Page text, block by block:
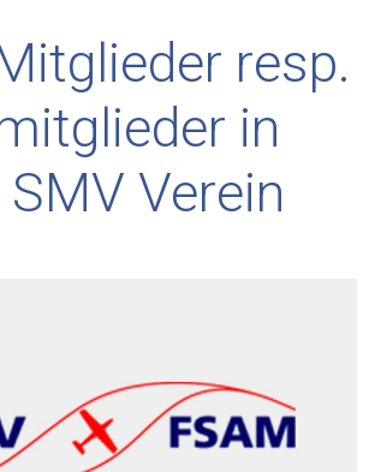
resp.
in
Verein